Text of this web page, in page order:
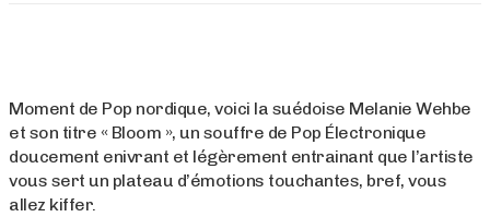
Moment de Pop nordique, voici la suédoise Melanie Wehbe
et son titre « Bloom », un souffre de Pop Électronique
doucement enivrant et légèrement entrainant que l’artiste
vous sert un plateau d’émotions touchantes, bref, vous
allez kiffer.